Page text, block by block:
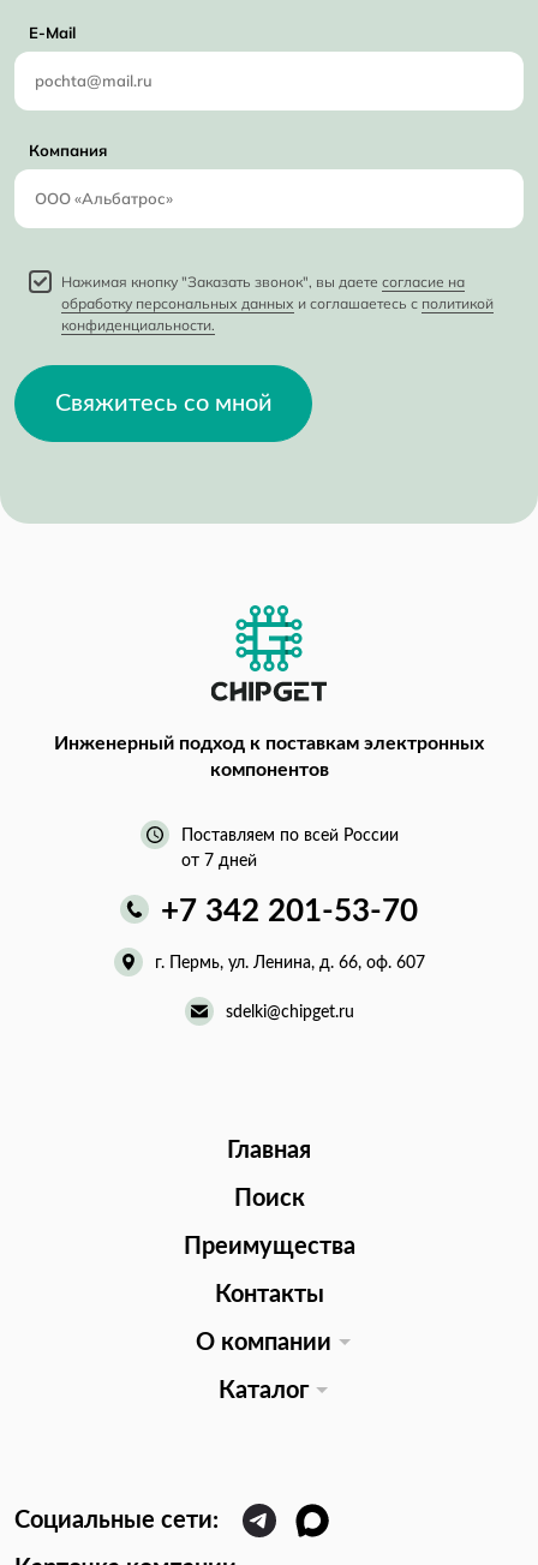
E-Mail
Компания
Нажимая кнопку "Заказать звонок", вы даете согласие на
обработку персональных данных и соглашаетесь с политикой
конфиденциальности.
Свяжитесь со мной
Инженерный подход к поставкам электронных
компонентов
Поставляем по всей России
от 7 дней
+7 342 201-53-70
г. Пермь, ул. Ленина, д. 66, оф. 607
sdelki@chipget.ru
Главная
Поиск
Преимущества
Контакты
О компании
Каталог